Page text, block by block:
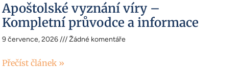
Apoštolské vyznání víry –
Kompletní průvodce a informace
9 července, 2026 Žádné komentáře
Přečíst článek »